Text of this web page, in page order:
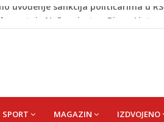
postaje Naše mjesto - Bingo Ljetno
Muhamed
uvođenje sankcija političarima u RS-
SPORT MAGAZIN IZDVOJENO